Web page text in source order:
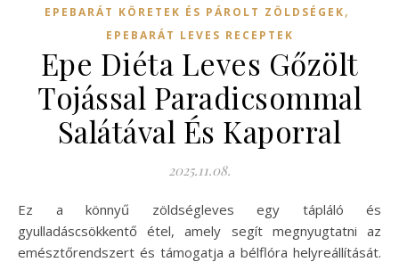
EPEBARÁT KÖRETEK ÉS PÁROLT ZÖLDSÉGEK,
EPEBARÁT LEVES RECEPTEK
Epe Diéta Leves Gőzölt
Tojással Paradicsommal
Salátával És Kaporral
2025.11.08.
Ez a könnyű zöldségleves egy tápláló és
gyulladáscsökkentő étel, amely segít megnyugtatni az
emésztőrendszert és támogatja a bélflóra helyreállítását.